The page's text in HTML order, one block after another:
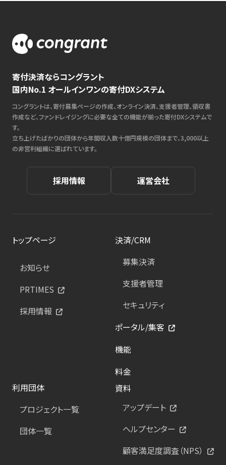
寄付決済ならコングラント
国内No.1 オールインワンの寄付DXシステム
コングラントは、寄付募集ページの作成、オンライン決済、支援者管理、領収書
作成など、ファンドレイジングに必要な全ての機能が揃った寄付DXシステムで
す。
立ち上げたばかりの団体から年間収入数十億円規模の団体まで、3,000以上
の非営利組織に選ばれています。
採用情報 運営会社
トップページ
お知らせ
PRTIMES
採用情報
決済/CRM
募集決済
支援者管理
セキュリティ
ポータル/集客
機能
料金
利用団体
プロジェクト一覧
団体一覧
資料
アップデート
ヘルプセンター
顧客満足度調査（NPS）